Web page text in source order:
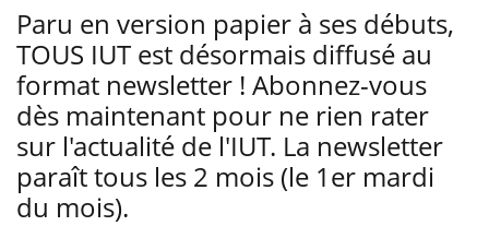
Paru en version papier à ses débuts,
TOUS IUT est désormais diffusé au
format newsletter ! Abonnez-vous
dès maintenant pour ne rien rater
sur l'actualité de l'IUT. La newsletter
paraît tous les 2 mois (le 1er mardi
du mois).